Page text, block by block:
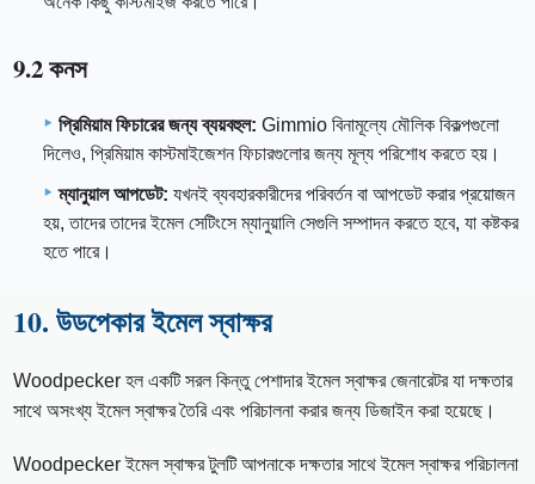
9.2 কনস
প্রিমিয়াম ফিচারের জন্য ব্যয়বহুল: Gimmio বিনামূল্যে মৌলিক বিকল্পগুলো
দিলেও, প্রিমিয়াম কাস্টমাইজেশন ফিচারগুলোর জন্য মূল্য পরিশোধ করতে হয়।
ম্যানুয়াল আপডেট: যখনই ব্যবহারকারীদের পরিবর্তন বা আপডেট করার প্রয়োজন
হয়, তাদের তাদের ইমেল সেটিংসে ম্যানুয়ালি সেগুলি সম্পাদন করতে হবে, যা কষ্টকর
হতে পারে।
10. উডপেকার ইমেল স্বাক্ষর
Woodpecker হল একটি সরল কিন্তু পেশাদার ইমেল স্বাক্ষর জেনারেটর যা দক্ষতার
সাথে অসংখ্য ইমেল স্বাক্ষর তৈরি এবং পরিচালনা করার জন্য ডিজাইন করা হয়েছে।
Woodpecker ইমেল স্বাক্ষর টুলটি আপনাকে দক্ষতার সাথে ইমেল স্বাক্ষর পরিচালনা